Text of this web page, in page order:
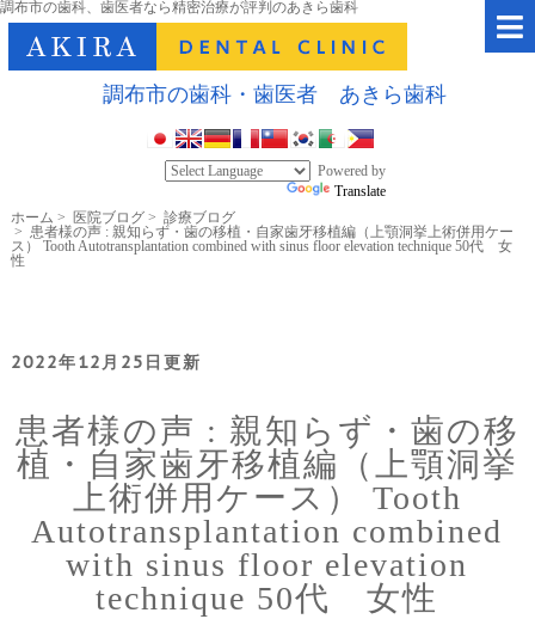
調布市の歯科、歯医者なら精密治療が評判のあきら歯科
調布市の歯科・歯医者 あきら歯科
Powered by
Translate
ホーム > 医院ブログ> 診療ブログ
> 患者様の声 : 親知らず・歯の移植・自家歯牙移植編（上顎洞挙上術併用ケー
ス） Tooth Autotransplantation combined with sinus floor elevation technique 50代 女
性
2022年12月25日更新
患者様の声 : 親知らず・歯の移
植・自家歯牙移植編（上顎洞挙
上術併用ケース） Tooth
Autotransplantation combined
with sinus floor elevation
technique 50代 女性